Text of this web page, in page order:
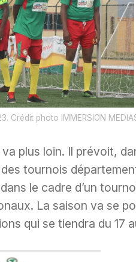
Crédit photo IMMERSION
plus loin. Il prévoit,
tournois
le cadre d’un
La saison va se
qui se tiendra du 17